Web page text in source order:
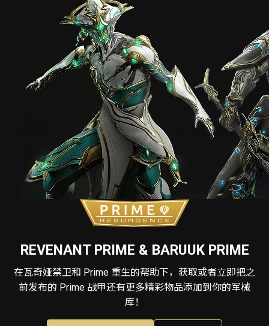
REVENANT PRIME & BARUUK PRIME
在瓦奇娅禁卫和 Prime 重生的帮助下，获取或者立即把之
前发布的 Prime 战甲还有更多精彩物品添加到你的军械
库！